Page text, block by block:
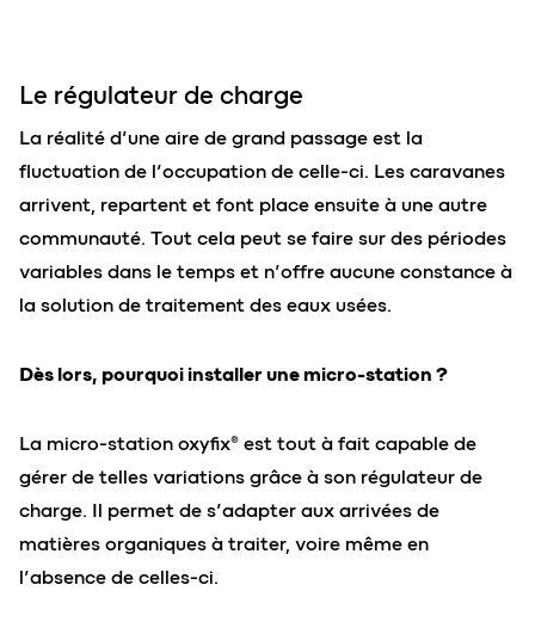
Le régulateur de charge
La réalité d’une aire de grand passage est la
fluctuation de l’occupation de celle-ci. Les caravanes
arrivent, repartent et font place ensuite à une autre
communauté. Tout cela peut se faire sur des périodes
variables dans le temps et n’offre aucune constance à
la solution de traitement des eaux usées.
Dès lors, pourquoi installer une micro-station ?
La micro-station oxyfix® est tout à fait capable de
gérer de telles variations grâce à son régulateur de
charge. Il permet de s’adapter aux arrivées de
matières organiques à traiter, voire même en
l’absence de celles-ci.